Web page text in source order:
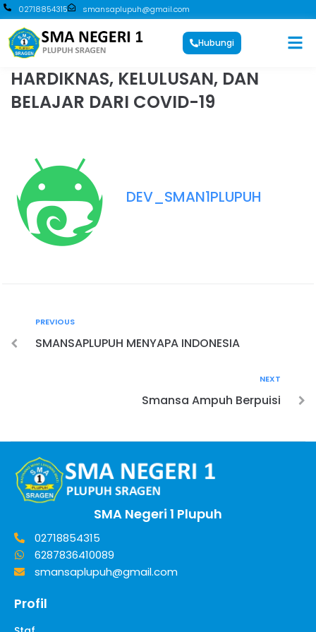
02718854315 smansaplupuh@gmail.com
Hubungi
HARDIKNAS, KELULUSAN, DAN
BELAJAR DARI COVID-19
DEV_SMAN1PLUPUH
PREVIOUS
SMANSAPLUPUH MENYAPA INDONESIA
NEXT
Smansa Ampuh Berpuisi
SMA Negeri 1 Plupuh
02718854315
6287836410089
smansaplupuh@gmail.com
Profil